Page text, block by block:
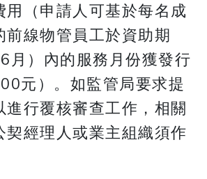
用（申請人可基於每名成
前線物管員工於資助期
月）內的服務月份獲發行
元）。如監管局要求提
進行覆核審查工作，相關
契經理人或業主組織須作